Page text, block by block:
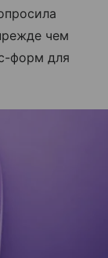
чем
форм для